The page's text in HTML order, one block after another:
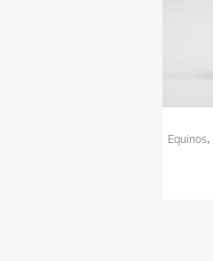
Equinos,